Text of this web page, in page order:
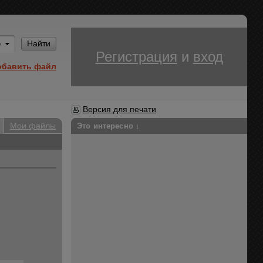
Найти
файл
Регистрация и вход
Версия для печати
Мои файлы
Это интересно ↓